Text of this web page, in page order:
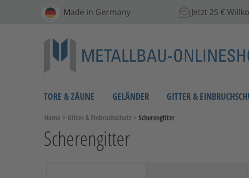
Made in Germany Jetzt 25 €
TORE & ZÄUNE GELÄNDER GITTER &
Home > Gitter & Einbruchschutz > Scherengitter
Scherengitter